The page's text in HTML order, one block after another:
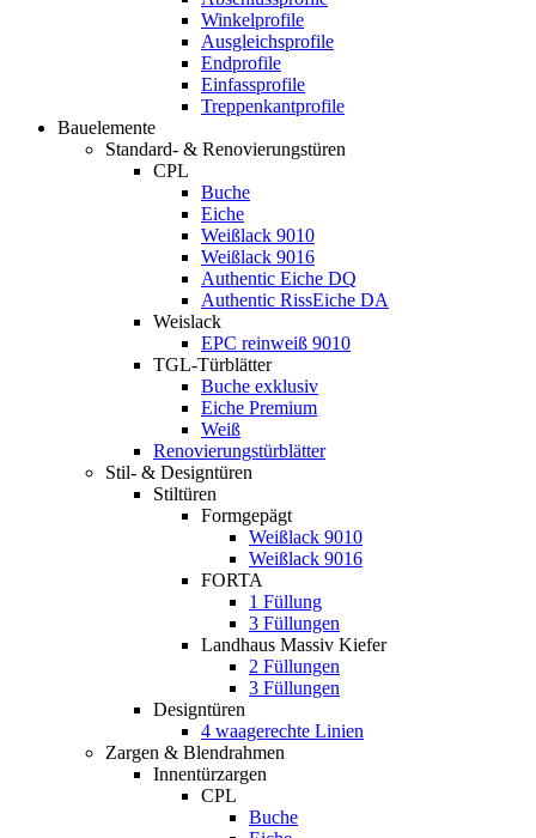
Winkelprofile
Ausgleichsprofile
Endprofile
Einfassprofile
Treppenkantprofile
Bauelemente
Standard- & Renovierungstüren
CPL
Buche
Eiche
Weißlack 9010
Weißlack 9016
Authentic Eiche DQ
Authentic RissEiche DA
Weislack
EPC reinweiß 9010
TGL-Türblätter
Buche exklusiv
Eiche Premium
Weiß
Renovierungstürblätter
Stil- & Designtüren
Stiltüren
Formgepägt
Weißlack 9010
Weißlack 9016
FORTA
1 Füllung
3 Füllungen
Landhaus Massiv Kiefer
2 Füllungen
3 Füllungen
Designtüren
4 waagerechte Linien
Zargen & Blendrahmen
Innentürzargen
CPL
Buche